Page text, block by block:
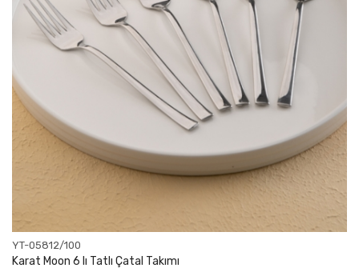
YT-05812/100
Karat Moon 6 lı Tatlı Çatal Takımı